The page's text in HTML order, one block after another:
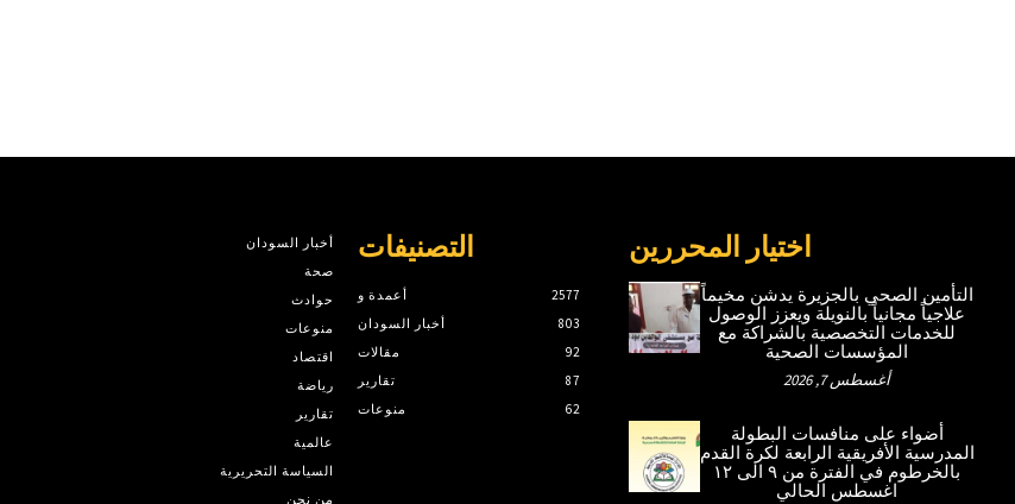
أخبار السودان
صحة
حوادث
منوعات
اقتصاد
رياضة
تقارير
عالمية
السياسة التحريرية
من نحن
التصنيفات
أعمدة و
2577
أخبار السودان
803
مقالات
92
تقارير
87
منوعات
62
اختيار المحررين
التأمين الصحي بالجزيرة يدشن مخيماً
علاجياً مجانياً بالنويلة ويعزز الوصول
للخدمات التخصصية بالشراكة مع
المؤسسات الصحية
أغسطس 7, 2026
أضواء على منافسات البطولة
المدرسية الأفريقية الرابعة لكرة القدم
بالخرطوم في الفترة من ٩ الى ١٢
اغسطس الحالي